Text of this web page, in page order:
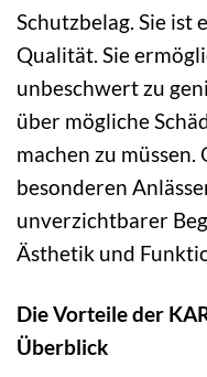
Schutzbelag. Sie ist
Qualität. Sie
unbeschwert zu
über mögliche
machen zu
besonderen
unverzichtbarer
Ästhetik und
Die Vorteile der
Überblick